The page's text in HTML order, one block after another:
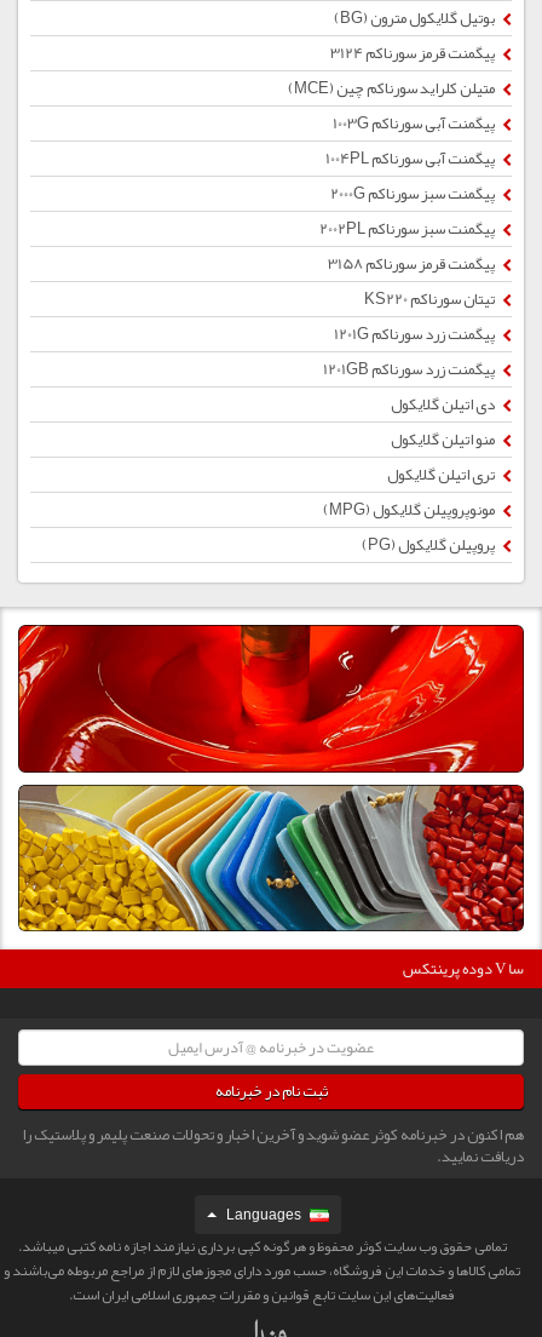
بوتیل گلایكول مترون (BG)
پیگمنت قرمز سورناکم 3124
متیلن کلراید سورناکم چین (MCE)
پیگمنت آبی سورناکم 1003G
پیگمنت آبی سورناکم 1004PL
پیگمنت سبز سورناکم 2000G
پیگمنت سبز سورناکم 2002PL
پیگمنت قرمز سورناکم 3158
تیتان سورناکم KS220
پیگمنت زرد سورناکم 1201G
پیگمنت زرد سورناکم 1201GB
دی اتیلن گلایکول
منو اتیلن گلایکول
تری اتیلن گلایکول
مونوپروپیلن گلایکول (MPG)
پروپیلن گلایکول (PG)
دوده پرینتکس V دگوسا :360000
ثبت نام در خبرنامه
هم اکنون در خبرنامه کوثر عضو شوید و آخرین اخبار و تحولات صنعت پلیمر و پلاستیک را
دریافت نمایید.
تمامی حقوق وب سایت کوثر محفوظ و هرگونه کپی برداری نیازمند اجازه نامه کتبی میباشد.
تمامی كالاها و خدمات این فروشگاه، حسب مورد دارای مجوزهای لازم از مراجع مربوطه می‌باشند و
فعالیت‌های این سایت تابع قوانین و مقررات جمهوری اسلامی ایران است.‎